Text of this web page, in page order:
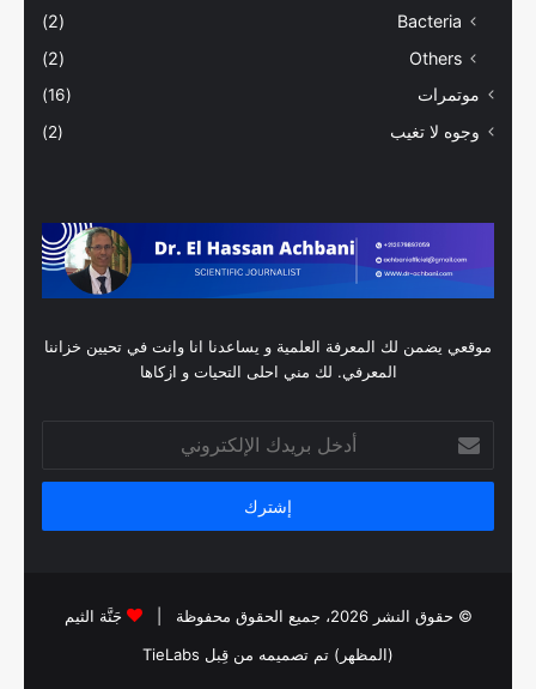
Bacteria
(2)
Others
(2)
موتمرات
(16)
وجوه لا تغيب
(2)
موقعي يضمن لك المعرفة العلمية و يساعدنا انا وانت في تحيين خزاننا
المعرفي. لك مني احلى التحيات و ازكاها
بريدك
الإلكتروني
© حقوق النشر 2026، جميع الحقوق محفوظة |
جَنَّة الثيم
(المظهر) تم تصميمه من قِبل TieLabs